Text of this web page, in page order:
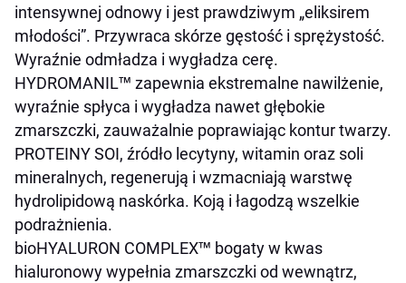
intensywnej odnowy i jest prawdziwym „eliksirem
młodości”. Przywraca skórze gęstość i sprężystość.
Wyraźnie odmładza i wygładza cerę.
HYDROMANIL™ zapewnia ekstremalne nawilżenie,
wyraźnie spłyca i wygładza nawet głębokie
zmarszczki, zauważalnie poprawiając kontur twarzy.
PROTEINY SOI, źródło lecytyny, witamin oraz soli
mineralnych, regenerują i wzmacniają warstwę
hydrolipidową naskórka. Koją i łagodzą wszelkie
podrażnienia.
bioHYALURON COMPLEX™ bogaty w kwas
hialuronowy wypełnia zmarszczki od wewnątrz,